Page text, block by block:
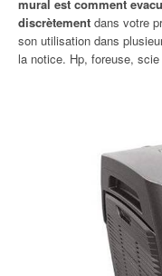
mural est comment
discrètement dans votre
son utilisation dans
la notice. Hp, foreuse,